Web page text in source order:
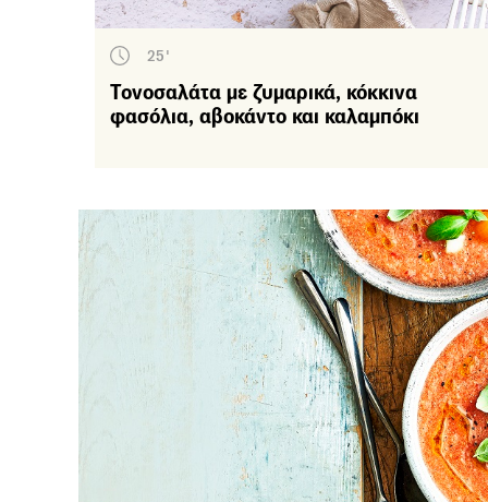
25'
Τονοσαλάτα με ζυμαρικά, κόκκινα
φασόλια, αβοκάντο και καλαμπόκι